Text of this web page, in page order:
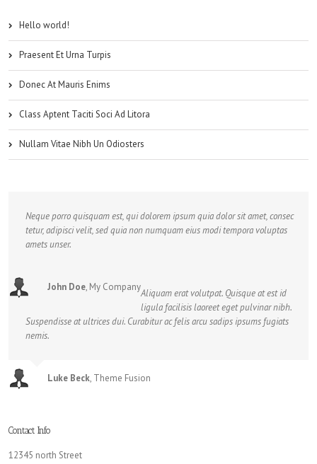
Hello world!
Praesent Et Urna Turpis
Donec At Mauris Enims
Class Aptent Taciti Soci Ad Litora
Nullam Vitae Nibh Un Odiosters
Neque porro quisquam est, qui dolorem ipsum quia dolor sit amet, consec
tetur, adipisci velit, sed quia non numquam eius modi tempora voluptas
amets unser.
John Doe, My Company
Aliquam erat volutpat. Quisque at est id
ligula facilisis laoreet eget pulvinar nibh.
Suspendisse at ultrices dui. Curabitur ac felis arcu sadips ipsums fugiats
nemis.
Luke Beck, Theme Fusion
Contact Info
12345 north Street